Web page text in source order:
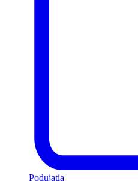
Podujatia